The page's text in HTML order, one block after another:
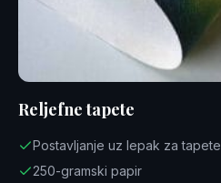
Reljefne tapete
Postavljanje uz lepak za tapete
250-gramski papir